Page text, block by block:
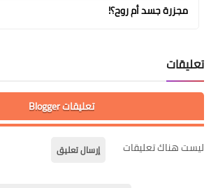
مجزرة جسد أم روح؟!
تعليقات
تعليقات Blogger
ليست هناك تعليقات إرسال تعليق